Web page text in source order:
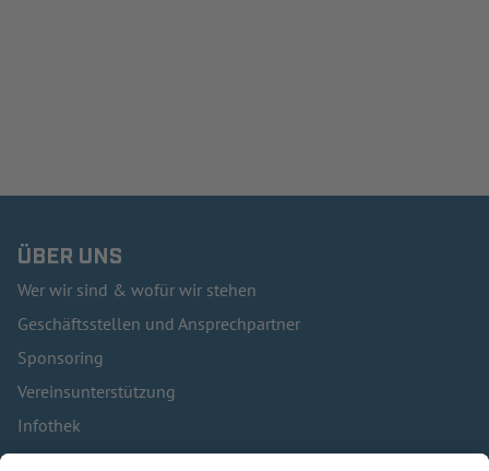
ÜBER UNS
Wer wir sind & wofür wir stehen
Geschäftsstellen und Ansprechpartner
Sponsoring
Vereinsunterstützung
Infothek
Kontakt